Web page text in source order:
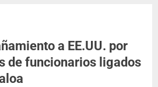
a EE.UU. por
de funcionarios ligados